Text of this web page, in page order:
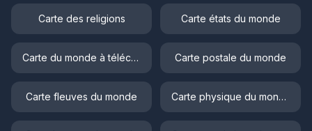
Carte des religions Carte états du monde
Carte du monde à télécharger Carte postale du monde
Carte fleuves du monde Carte physique du monde